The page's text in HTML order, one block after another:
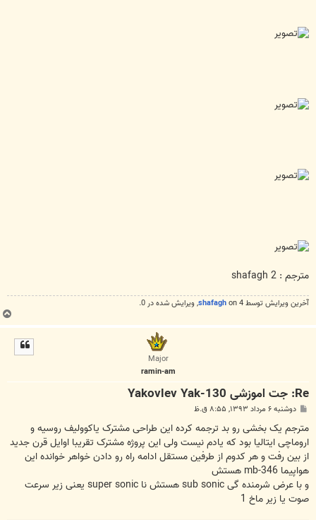
مترجم : shafagh 2
آخرین ويرايش توسط 4 on shafagh, ويرايش شده در 0.
Major
ramin-am
Re: جت اموزشی Yakovlev Yak-130
ت
دوشنبه ۶ مرداد ۱۳۹۳, ۸:۵۵ ق.ظ
مترجم یک بخشی رو بد ترجمه کرده این طراحی مشترک یاکوولیف روسیه و
اروماچی ایتالیا بود که یادم نیست ولی این پروژه مشترک تقریبا اوایل قرن جدید
از بین رفت و هر کدوم از طرفین مستقل ادامه راه رو دادن خواهر خوانده این
هواپیما mb-346 هستش
و با عرض شرمنده گی sub sonic هستش نا super sonic یعنی زیر سرعت
صوت یا زیر ماخ 1